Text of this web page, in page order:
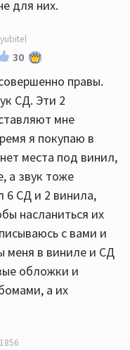
для них.
30
правы.
СД. Эти 2
мне
я покупаю в
места под винил,
а звук тоже
6 СД и 2 винила,
насланиться их
с вами и
меня в виниле и СД
обложки и
а их